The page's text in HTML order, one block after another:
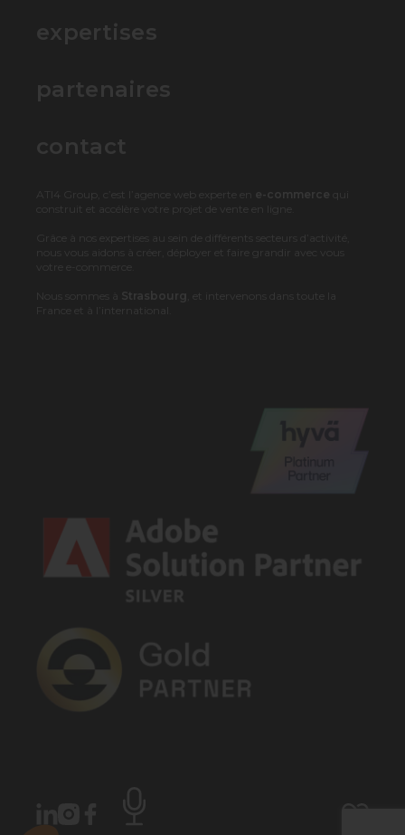
expertises
partenaires
contact
ATI4 Group, c’est l’agence web experte en e-commerce qui
construit et accélère votre projet de vente en ligne.
Grâce à nos expertises au sein de différents secteurs d’activité,
nous vous aidons à créer, déployer et faire grandir avec vous
votre e-commerce.
Nous sommes à Strasbourg , et intervenons dans toute la
France et à l’international.
LinkedIn
Instagram
Facebook